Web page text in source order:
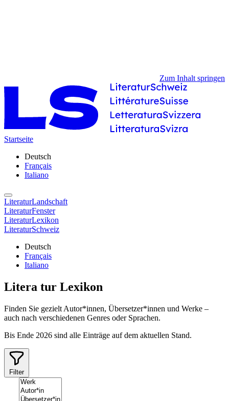
Zum Inhalt springen
Startseite
Deutsch
Français
Italiano
LiteraturLandschaft
LiteraturFenster
LiteraturLexikon
LiteraturSchweiz
Deutsch
Français
Italiano
Litera tur Lexikon
Finden Sie gezielt Autor*innen, Übersetzer*innen und Werke –
auch nach verschiedenen Genres oder Sprachen.
Bis Ende 2026 sind alle Einträge auf dem aktuellen Stand.
Filter